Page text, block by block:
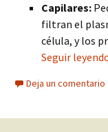
Capilares:
filtran el
célula, y los
Seguir
Deja un comentario